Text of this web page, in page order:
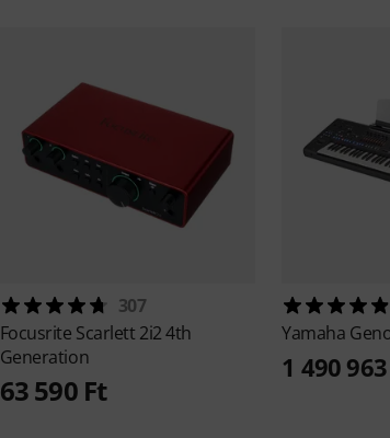
307
Focusrite Scarlett 2i2 4th
Generation
63 590 Ft
Yamaha
1 490